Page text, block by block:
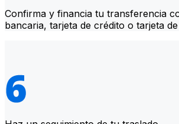
Confirma y financia tu transferencia
bancaria, tarjeta de crédito o tarjeta de